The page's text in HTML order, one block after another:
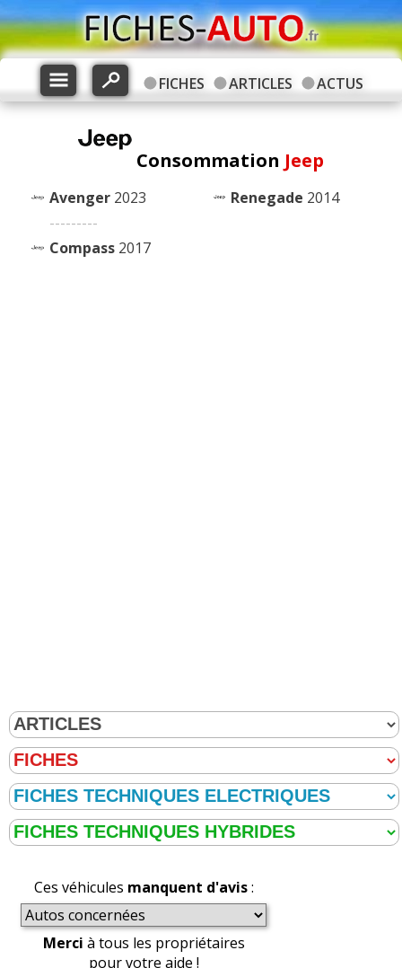
FICHES ARTICLES ACTUS
Consommation Jeep
Avenger 2023
---------
Compass 2017
Renegade 2014
Ces véhicules manquent d'avis:
Merci à tous les propriétaires
pour votre aide !